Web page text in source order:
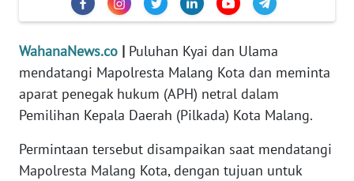
WahanaNews.co | Puluhan Kyai dan Ulama
mendatangi Mapolresta Malang Kota dan meminta
aparat penegak hukum (APH) netral dalam
Pemilihan Kepala Daerah (Pilkada) Kota Malang.
Permintaan tersebut disampaikan saat mendatangi
Mapolresta Malang Kota, dengan tujuan untuk
EDITORIAL
Informasi
BERITA